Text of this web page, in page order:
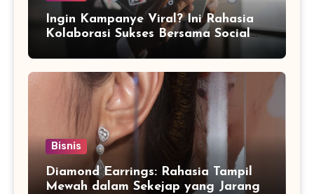
Ingin Kampanye Viral? Ini Rahasia
Kolaborasi Sukses Bersama Social
Media Marketing Agency
Bisnis
Diamond Earrings: Rahasia Tampil
Mewah dalam Sekejap yang Jarang